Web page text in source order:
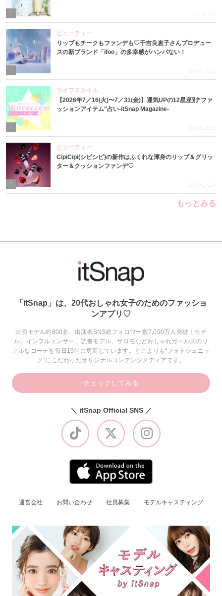
2026.7.8
3
ビューティー
リップもチークもファンデも♡千吉良恵子さんプロデュー
スの新ブランド「ifoo」の多幸感がハンパない！
2026.7.10
4
ライフスタイル
【2026年7／16(火)〜7／31(金)】運気UPの12星座別“ファ
ッションアイテム”占い-itSnap Magazine-
2026.7.16
ビューティー
CipiCipi(シピシピ)の新作はふくれな渾身のリップ＆グリッ
ター＆クッションファンデ♡
2026.7.14
もっとみる
「itSnap」は、20代おしゃれ女子のためのファッショ
ンアプリ♡
出演モデル約800名、出演者SNS総フォロワー数7,000万人突破！モデ
ル、インフルエンサー、読者モデル、サロモなどおしゃれガールズのリ
アルなコーデを毎日19時に更新しています。どこよりも“フォトジェニッ
ク”にこだわったオリジナルコンテンツメディアです。
チェックしてみる
＼ itSnap Official SNS ／
運営会社 お問い合わせ 社員募集 モデルキャスティング